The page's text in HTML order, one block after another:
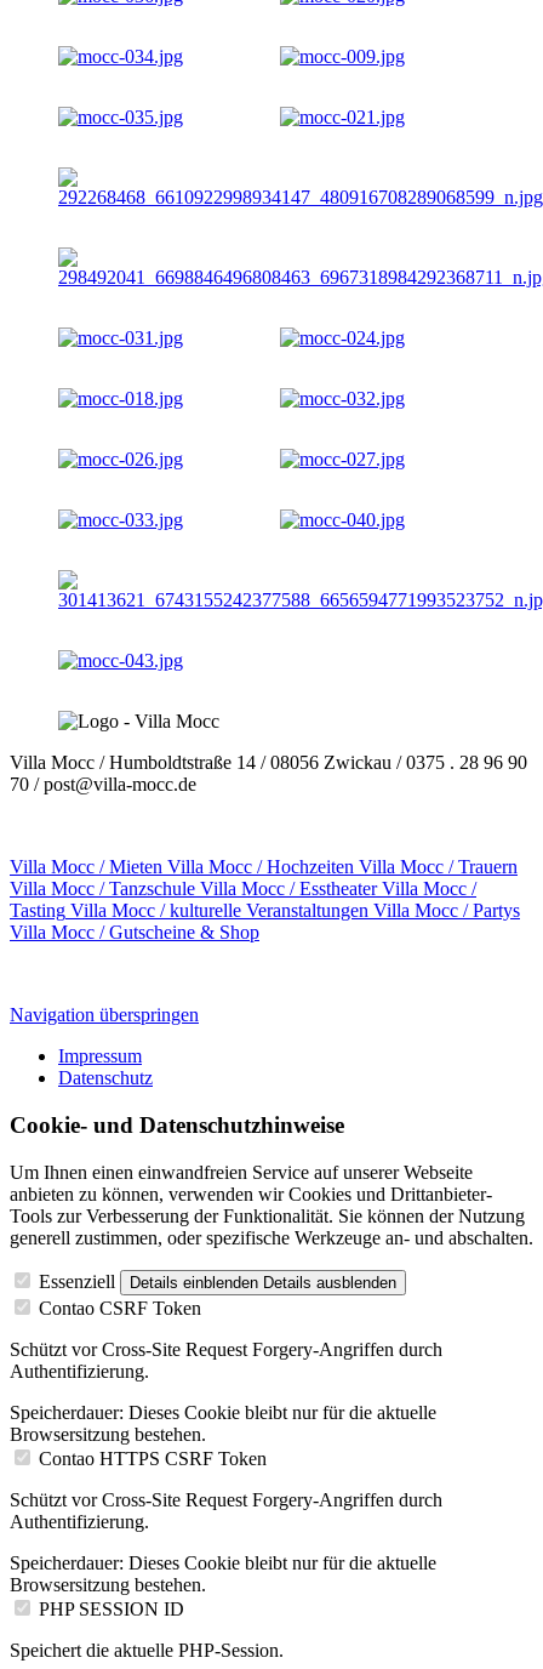
Villa Mocc / Humboldtstraße 14 / 08056 Zwickau / 0375 . 28 96 90
70 / post@villa-mocc.de
Villa Mocc /Mieten Villa Mocc /Hochzeiten Villa Mocc /Trauern
Villa Mocc /Tanzschule Villa Mocc /Esstheater Villa Mocc /
Tasting Villa Mocc /kulturelle Veranstaltungen Villa Mocc /Partys
Villa Mocc /Gutscheine & Shop
Navigation überspringen
Impressum
Datenschutz
Cookie- und Datenschutzhinweise
Um Ihnen einen einwandfreien Service auf unserer Webseite
anbieten zu können, verwenden wir Cookies und Drittanbieter-
Tools zur Verbesserung der Funktionalität. Sie können der Nutzung
generell zustimmen, oder spezifische Werkzeuge an- und abschalten.
Essenziell Details einblenden Details ausblenden
Contao CSRF Token
Schützt vor Cross-Site Request Forgery-Angriffen durch
Authentifizierung.
Speicherdauer: Dieses Cookie bleibt nur für die aktuelle
Browsersitzung bestehen.
Contao HTTPS CSRF Token
Schützt vor Cross-Site Request Forgery-Angriffen durch
Authentifizierung.
Speicherdauer: Dieses Cookie bleibt nur für die aktuelle
Browsersitzung bestehen.
PHP SESSION ID
Speichert die aktuelle PHP-Session.